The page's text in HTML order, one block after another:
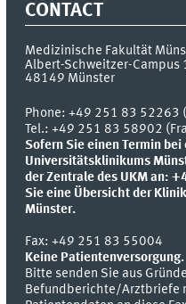
CONTACT
Medizinische Fakultät
Albert-Schweitzer-Campus
48149 Münster
Phone:+49 251 83 52263
Tel.: +49 251 83 58902
Sofern Sie einen Termin
Universitätsklinikums
der Zentrale des UKM an:
Sie eine Übersicht der
Münster.
Fax:+49 251 83 55004
Keine Patientenversorgung.
Bitte senden Sie aus
Befundberichte/Arztbriefe